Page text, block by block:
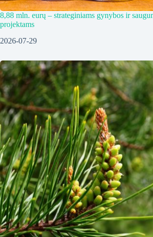
8,88 mln. eurų – strateginiams gynybos ir
projektams
2026-07-29